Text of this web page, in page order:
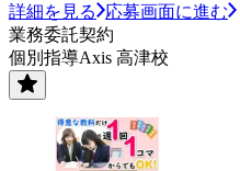
詳細を見る
応募画面に進む
業務委託契約
個別指導Axis 高津校